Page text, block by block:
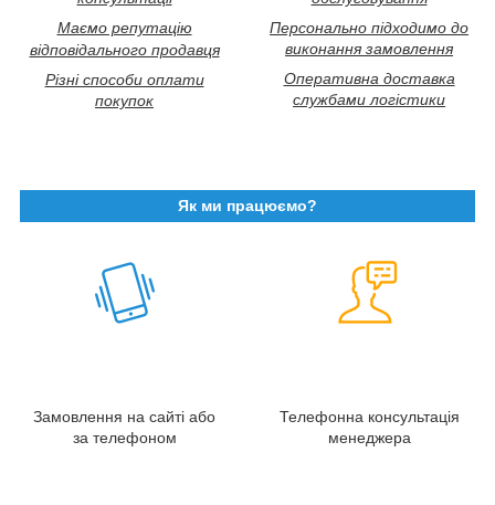
Маємо репутацію
відповідального продавця
Різні способи оплати
покупок
Персонально підходимо до
виконання замовлення
Оперативна доставка
службами логістики
Як ми працюємо?
Замовлення на сайті або
за телефоном
Телефонна консультація
менеджера